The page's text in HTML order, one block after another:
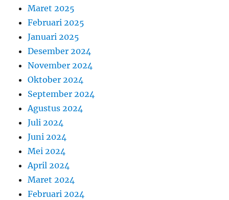
Maret 2025
Februari 2025
Januari 2025
Desember 2024
November 2024
Oktober 2024
September 2024
Agustus 2024
Juli 2024
Juni 2024
Mei 2024
April 2024
Maret 2024
Februari 2024